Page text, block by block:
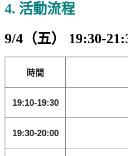
4. 活動流程
9/4（五） 19:30-
時間
19:10-19:30
19:30-20:00